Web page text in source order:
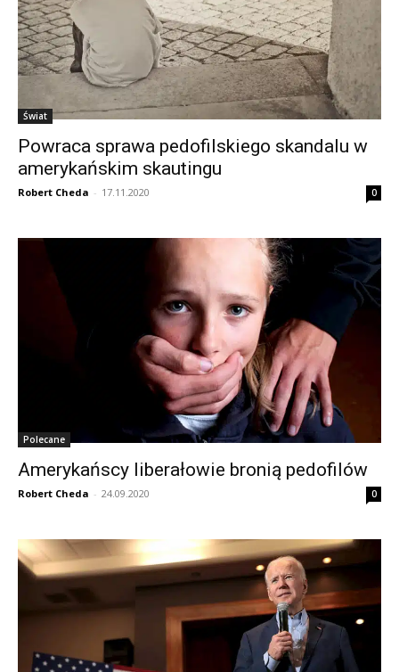
Świat
Powraca sprawa pedofilskiego skandalu w
amerykańskim skautingu
Robert Cheda - 17.11.2020 0
Polecane
Amerykańscy liberałowie bronią pedofilów
Robert Cheda - 24.09.2020 0